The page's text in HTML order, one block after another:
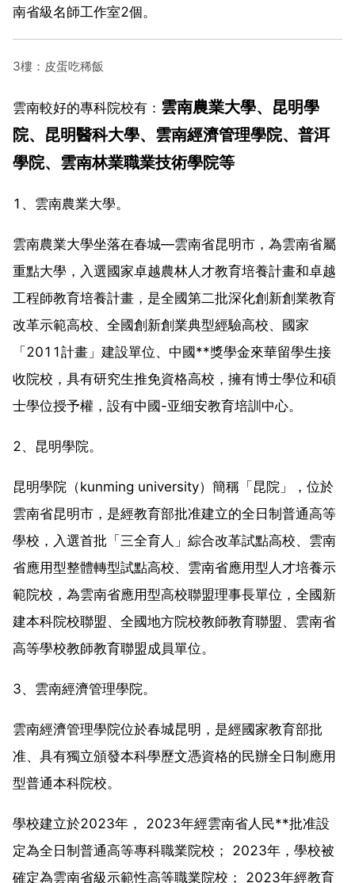
南省級名師工作室2個。
3樓：皮蛋吃稀飯
雲南較好的專科院校有： 雲南農業大學、昆明學
院、昆明醫科大學、雲南經濟管理學院、普洱
學院、雲南林業職業技術學院等
1、雲南農業大學。
雲南農業大學坐落在春城—雲南省昆明市，為雲南省屬
重點大學，入選國家卓越農林人才教育培養計畫和卓越
工程師教育培養計畫，是全國第二批深化創新創業教育
改革示範高校、全國創新創業典型經驗高校、國家
「2011計畫」建設單位、中國**獎學金來華留學生接
收院校，具有研究生推免資格高校，擁有博士學位和碩
士學位授予權，設有中國-亚细安教育培訓中心。
2、昆明學院。
昆明學院（kunming university）簡稱「昆院」，位於
雲南省昆明市，是經教育部批准建立的全日制普通高等
學校，入選首批「三全育人」綜合改革試點高校、雲南
省應用型整體轉型試點高校、雲南省應用型人才培養示
範院校，為雲南省應用型高校聯盟理事長單位，全國新
建本科院校聯盟、全國地方院校教師教育聯盟、雲南省
高等學校教師教育聯盟成員單位。
3、雲南經濟管理學院。
雲南經濟管理學院位於春城昆明，是經國家教育部批
准、具有獨立頒發本科學歷文憑資格的民辦全日制應用
型普通本科院校。
學校建立於2023年， 2023年經雲南省人民**批准設
定為全日制普通高等專科職業院校； 2023年，學校被
確定為雲南省級示範性高等職業院校； 2023年經教育